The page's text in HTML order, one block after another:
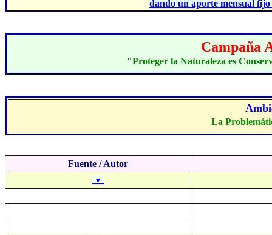
dando un aporte mensual
Campaña
"Proteger la Naturaleza es
La
Fuente / Autor
▼